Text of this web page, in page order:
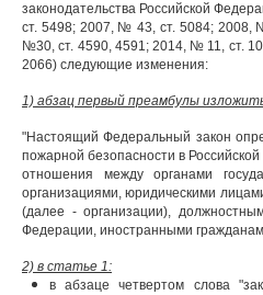
законодательства Российской
ст. 5498; 2007, № 43, ст. 5084;
№30, ст. 4590, 4591; 2014, № 11, ст.
2066) следующие изменения:
1) абзац первый преамбулы
"Настоящий Федеральный закон
пожарной безопасности в
отношения между органами
организациями, юридическими
(далее - организации),
Федерации, иностранными
2) в статье 1:
в абзаце четвертом слова